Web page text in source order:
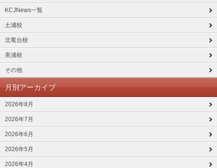
KCJNews一覧
土浦校
北竜台校
美浦校
その他
月別アーカイブ
2026年8月
2026年7月
2026年6月
2026年5月
2026年4月